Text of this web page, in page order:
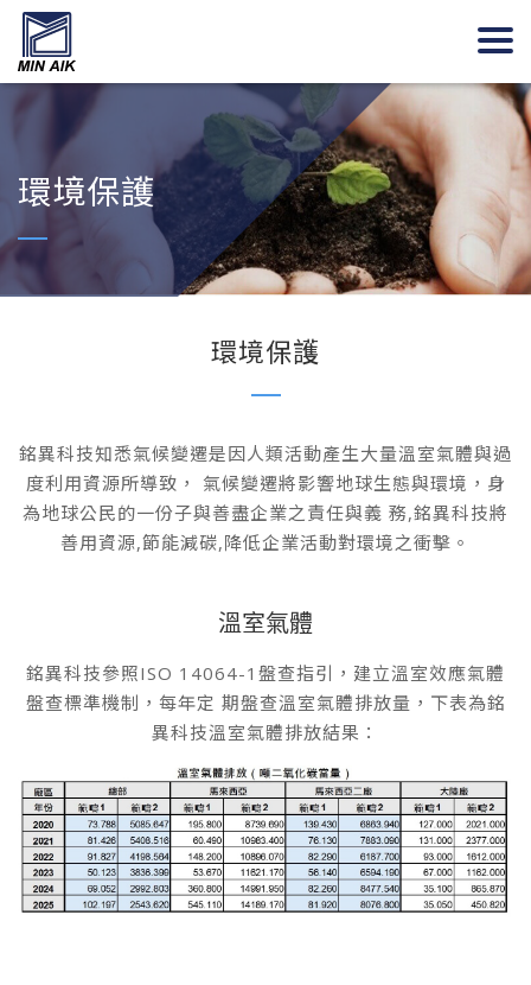
環境保護
環境保護
銘異科技知悉氣候變遷是因人類活動產生大量溫室氣體與過
度利用資源所導致， 氣候變遷將影響地球生態與環境，身
為地球公民的一份子與善盡企業之責任與義 務,銘異科技將
善用資源,節能減碳,降低企業活動對環境之衝擊。
溫室氣體
銘異科技參照ISO 14064-1盤查指引，建立溫室效應氣體
盤查標準機制，每年定 期盤查溫室氣體排放量，下表為銘
異科技溫室氣體排放結果：